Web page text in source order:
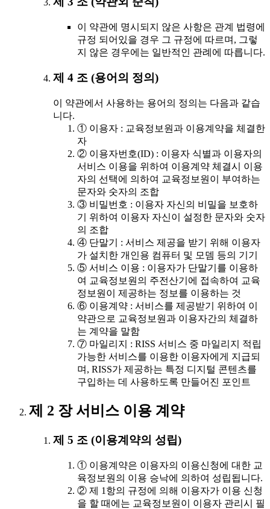
이 약관에 명시되지 않은 사항은 관계 법령에
규정 되어있을 경우 그 규정에 따르며, 그렇
지 않은 경우에는 일반적인 관례에 따릅니다.
제 4 조 (용어의 정의)
이 약관에서 사용하는 용어의 정의는 다음과 같습
니다.
① 이용자 : 교육정보원과 이용계약을 체결한
자
② 이용자번호(ID) : 이용자 식별과 이용자의
서비스 이용을 위하여 이용계약 체결시 이용
자의 선택에 의하여 교육정보원이 부여하는
문자와 숫자의 조합
③ 비밀번호 : 이용자 자신의 비밀을 보호하
기 위하여 이용자 자신이 설정한 문자와 숫자
의 조합
④ 단말기 : 서비스 제공을 받기 위해 이용자
가 설치한 개인용 컴퓨터 및 모뎀 등의 기기
⑤ 서비스 이용 : 이용자가 단말기를 이용하
여 교육정보원의 주전산기에 접속하여 교육
정보원이 제공하는 정보를 이용하는 것
⑥ 이용계약 : 서비스를 제공받기 위하여 이
약관으로 교육정보원과 이용자간의 체결하
는 계약을 말함
⑦ 마일리지 : RISS 서비스 중 마일리지 적립
가능한 서비스를 이용한 이용자에게 지급되
며, RISS가 제공하는 특정 디지털 콘텐츠를
구입하는 데 사용하도록 만들어진 포인트
제 2 장 서비스 이용 계약
제 5 조 (이용계약의 성립)
① 이용계약은 이용자의 이용신청에 대한 교
육정보원의 이용 승낙에 의하여 성립됩니다.
② 제 1항의 규정에 의해 이용자가 이용 신청
을 할 때에는 교육정보원이 이용자 관리시 필